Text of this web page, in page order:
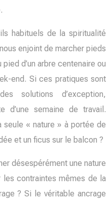
habituels de la spiritualité
enjoint de marcher pieds
d’un arbre centenaire ou
end. Si ces pratiques sont
solutions d’exception,
d’une semaine de travail.
seule « nature » à portée de
et un ficus sur le balcon ?
désespérément une nature
contraintes mêmes de la
? Si le véritable ancrage